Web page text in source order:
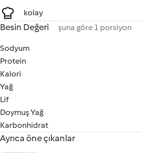
kolay
Besin Değeri şuna göre 1 porsiyon
Sodyum
Protein
Kalori
Yağ
Lif
Doymuş Yağ
Karbonhidrat
Ayrıca öne çıkanlar